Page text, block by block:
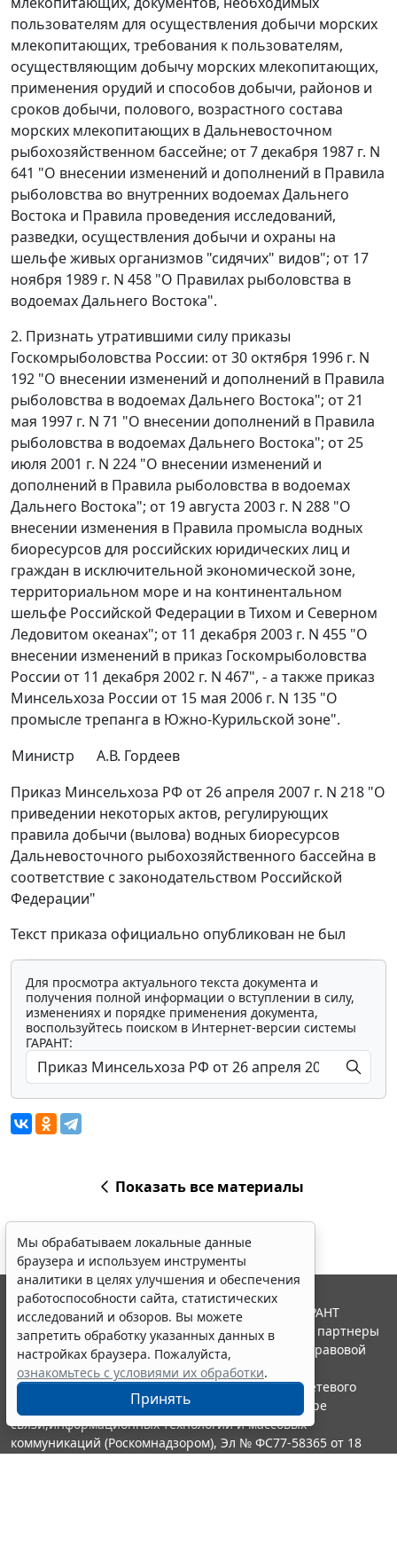
пользователям для осуществления добычи морских
млекопитающих, требования к пользователям,
осуществляющим добычу морских млекопитающих,
применения орудий и способов добычи, районов и
сроков добычи, полового, возрастного состава
морских млекопитающих в Дальневосточном
рыбохозяйственном бассейне; от 7 декабря 1987 г. N
641 "О внесении изменений и дополнений в Правила
рыболовства во внутренних водоемах Дальнего
Востока и Правила проведения исследований,
разведки, осуществления добычи и охраны на
шельфе живых организмов "сидячих" видов"; от 17
ноября 1989 г. N 458 "О Правилах рыболовства в
водоемах Дальнего Востока".
2. Признать утратившими силу приказы
Госкомрыболовства России: от 30 октября 1996 г. N
192 "О внесении изменений и дополнений в Правила
рыболовства в водоемах Дальнего Востока"; от 21
мая 1997 г. N 71 "О внесении дополнений в Правила
рыболовства в водоемах Дальнего Востока"; от 25
июля 2001 г. N 224 "О внесении изменений и
дополнений в Правила рыболовства в водоемах
Дальнего Востока"; от 19 августа 2003 г. N 288 "О
внесении изменения в Правила промысла водных
биоресурсов для российских юридических лиц и
граждан в исключительной экономической зоне,
территориальном море и на континентальном
шельфе Российской Федерации в Тихом и Северном
Ледовитом океанах"; от 11 декабря 2003 г. N 455 "О
внесении изменений в приказ Госкомрыболовства
России от 11 декабря 2002 г. N 467", - а также приказ
Минсельхоза России от 15 мая 2006 г. N 135 "О
промысле трепанга в Южно-Курильской зоне".
Министр
А.В. Гордеев
Приказ Минсельхоза РФ от 26 апреля 2007 г. N 218 "О
приведении некоторых актов, регулирующих
правила добычи (вылова) водных биоресурсов
Дальневосточного рыбохозяйственного бассейна в
соответствие с законодательством Российской
Федерации"
Текст приказа официально опубликован не был
Для просмотра актуального текста документа и
получения полной информации о вступлении в силу,
изменениях и порядке применения документа,
воспользуйтесь поиском в Интернет-версии системы
ГАРАНТ:
Показать все материалы
Мы обрабатываем локальные данные
браузера и используем инструменты
аналитики в целях улучшения и обеспечения
работоспособности сайта, статистических
исследований и обзоров. Вы можете
запретить обработку указанных данных в
настройках браузера. Пожалуйста,
ознакомьтесь с условиями их обработки.
Принять
© ООО "НПП "ГАРАНТ-СЕРВИС", 2026. Система ГАРАНТ
выпускается с 1990 года. Компания "Гарант" и ее партнеры
являются участниками Российской ассоциации правовой
информации ГАРАНТ.
Портал ГАРАНТ.РУ зарегистрирован в качестве сетевого
издания Федеральной службой по надзору в сфере
связи,информационных технологий и массовых
коммуникаций (Роскомнадзором), Эл № ФС77-58365 от 18